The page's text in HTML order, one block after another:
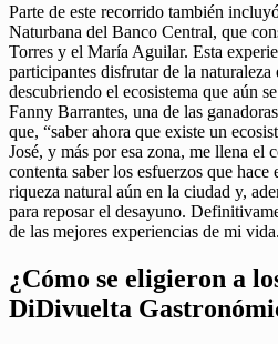
Parte de este recorrido también
Naturbana del Banco Central, que
Torres y el María Aguilar. Esta
participantes disfrutar de la
descubriendo el ecosistema que aún
Fanny Barrantes, una de las
que, “saber ahora que existe un
José, y más por esa zona, me llena el
contenta saber los esfuerzos que hace
riqueza natural aún en la ciudad y,
para reposar el desayuno.
de las mejores experiencias de mi
¿Cómo se eligieron a
DiDivuelta